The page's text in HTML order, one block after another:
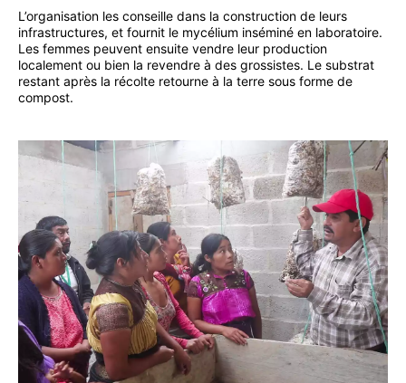
L’organisation les conseille dans la construction de leurs
infrastructures, et fournit le mycélium inséminé en laboratoire.
Les femmes peuvent ensuite vendre leur production
localement ou bien la revendre à des grossistes. Le substrat
restant après la récolte retourne à la terre sous forme de
compost.